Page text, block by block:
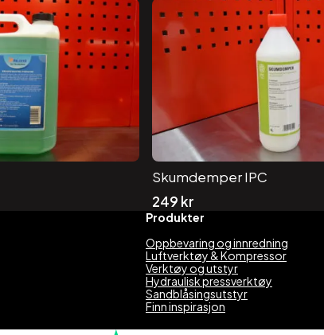
Skumdemper IPC
249 kr
Produkter
Oppbevaring og innredning
Luftverktøy & Kompressor
Verktøy og utstyr
Hydraulisk pressverktøy
Sandblåsingsutstyr
Finn inspirasjon